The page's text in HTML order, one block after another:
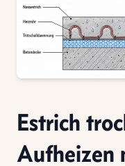
Estrich
Aufheizen